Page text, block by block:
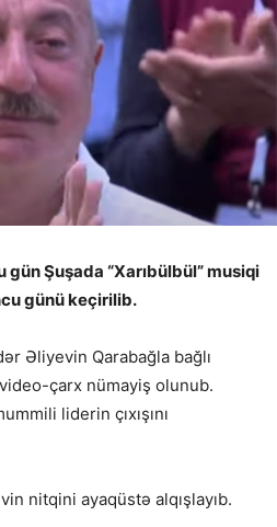
Şuşada “Xarıbülbül” musiqi
günü keçirilib.
Əliyevin Qarabağla bağlı
çarx nümayiş olunub.
liderin çıxışını
nitqini ayaqüstə alqışlayıb.